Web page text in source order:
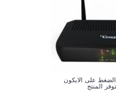
الضغط على الايكون
المنتج